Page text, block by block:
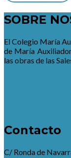
SOBRE
El Colegio María
de María
las obras de las
Contacto
C/ Ronda de